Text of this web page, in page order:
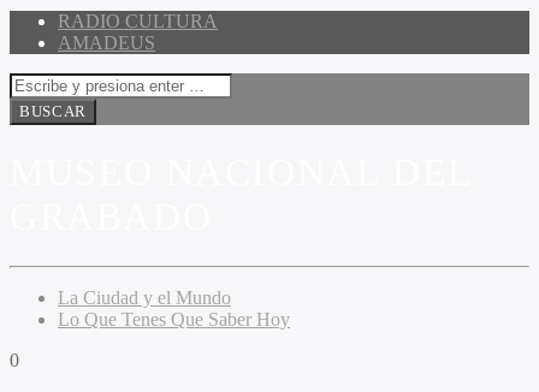
RADIO CULTURA
AMADEUS
La Ciudad y el Mundo
Lo Que Tenes Que Saber Hoy
0